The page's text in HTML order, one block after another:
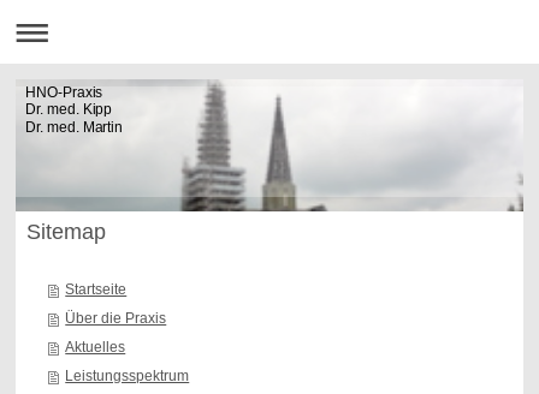
HNO-Praxis
Dr. med. Kipp
Dr. med. Martin
Sitemap
Startseite
Über die Praxis
Aktuelles
Leistungsspektrum